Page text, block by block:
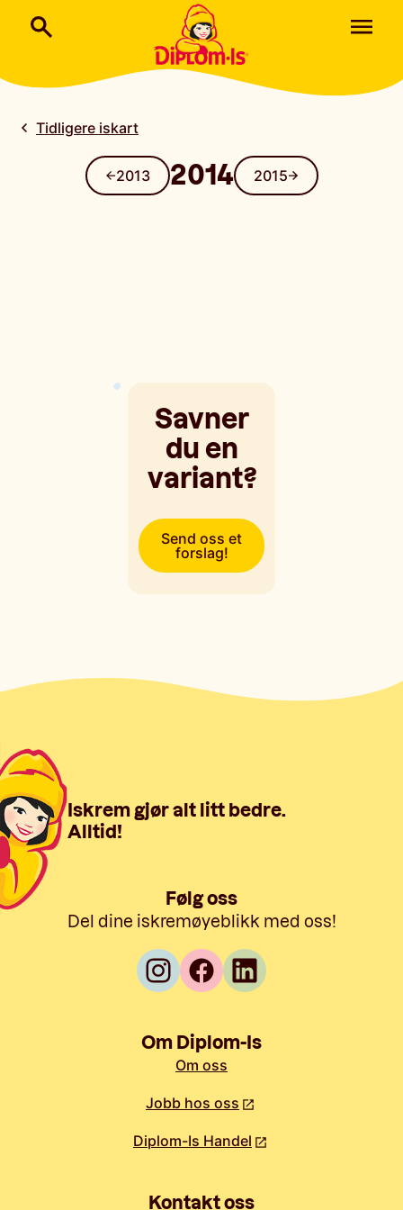
Tidligere iskart
2013 2014 2015
Savner
du en
variant?
Send oss et
forslag!
Iskrem gjør alt litt bedre.
Alltid!
Følg oss
Del dine iskremøyeblikk med oss!
Om Diplom-Is
Om oss
Jobb hos oss
Diplom-Is Handel
Kontakt oss